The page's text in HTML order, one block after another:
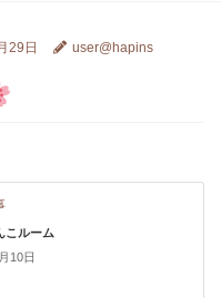
29日 user@hapins
こルーム
10日